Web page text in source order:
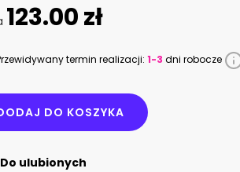
123.00 zł
termin realizacji: 1-3 dni robocze
DO KOSZYKA
Do ulubionych